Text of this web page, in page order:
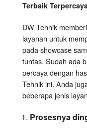
Terbaik
DW Tehnik
layanan untuk
pada showcase
tuntas. Sudah ada
percaya dengan
Tehnik ini. Anda
beberapa jenis
Prosesnya